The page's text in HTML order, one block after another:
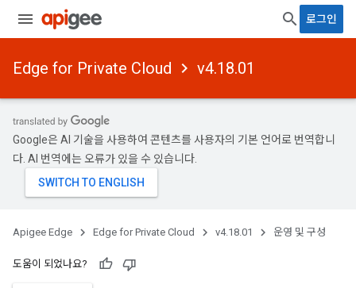
로그인
Edge for Private Cloud v4.18.01
Google은 AI 기술을 사용하여 콘텐츠를 사용자의 기본 언어로 번역합니
다. AI 번역에는 오류가 있을 수 있습니다.
Apigee Edge Edge for Private Cloud v4.18.01 운영 및 구성
도움이 되었나요?